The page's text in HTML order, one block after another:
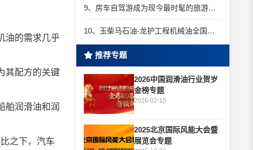
油的需求几乎
其配方的关键
舶润滑油和润
之下，汽车
9、房车自驾游成为现今最时髦的旅游方式
10、玉柴马石油-龙护工程机械油全国招商丨卓越的品质，专业的品牌！
推荐专题
2026中国润滑油行业贺岁
金榜专题
2026-02-15
2025北京国际风能大会暨
展览会专题